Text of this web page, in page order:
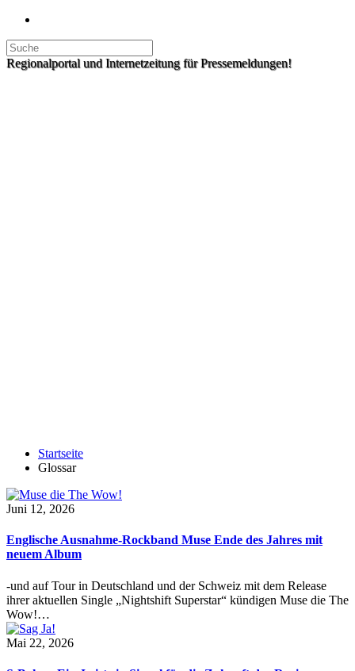
Regionalportal und Internetzeitung für Pressemeldungen!
Startseite
Glossar
Juni 12, 2026
Englische Ausnahme-Rockband Muse Ende des Jahres mit
neuem Album
-und auf Tour in Deutschland und der Schweiz mit dem Release
ihrer aktuellen Single „Nightshift Superstar“ kündigen Muse die The
Wow!…
Mai 22, 2026